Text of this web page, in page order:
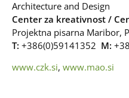
Architecture and Design
Center za kreativnost /
Projektna pisarna Maribor,
T: +386(0)59141352 M:
www.czk.si, www.mao.si